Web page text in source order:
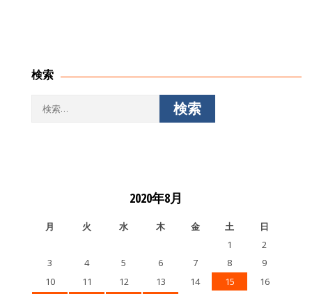
検索
2020年8月
月 火 水 木 金 土
日
1
2
3
4 5 6 7 8
9
10
11 12 13 14 15
16